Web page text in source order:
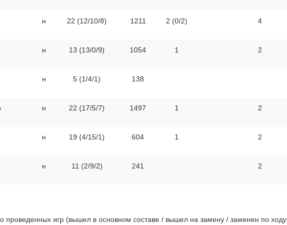
н 22 (12/10/8) 1211 2 (0/2) 4
н 13 (13/0/9) 1054 1 2
н 5 (1/4/1) 138
н 22 (17/5/7) 1497 1 2
н 19 (4/15/1) 604 1 2
н 11 (2/9/2) 241 2
игр (вышел в основном составе / вышел на замену / заменен по ходу